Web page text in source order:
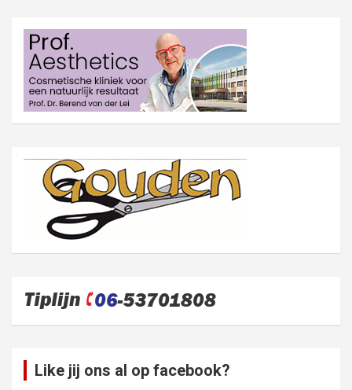
Like jij ons al op facebook?